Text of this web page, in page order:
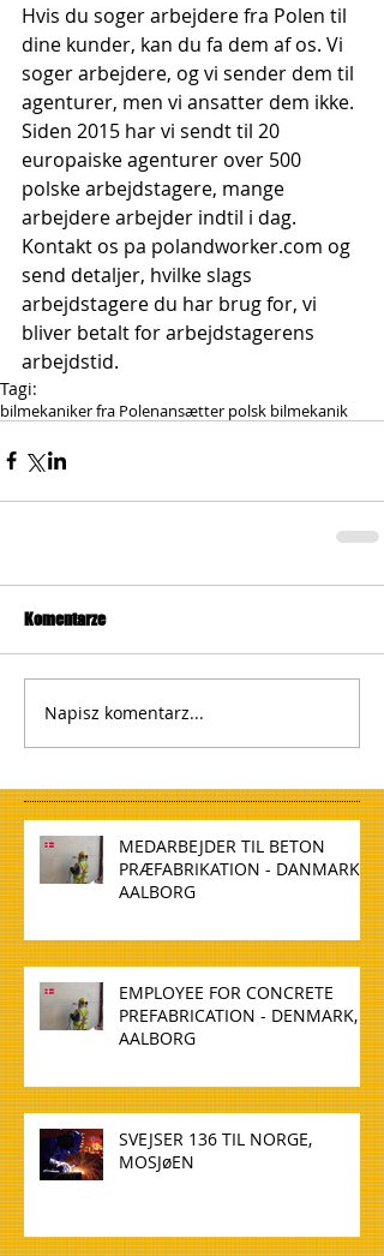
Hvis du soger arbejdere fra Polen til
dine kunder, kan du fa dem af os. Vi
soger arbejdere, og vi sender dem til
agenturer, men vi ansatter dem ikke.
Siden 2015 har vi sendt til 20
europaiske agenturer over 500
polske arbejdstagere, mange
arbejdere arbejder indtil i dag.
Kontakt os pa polandworker.com og
send detaljer, hvilke slags
arbejdstagere du har brug for, vi
bliver betalt for arbejdstagerens
arbejdstid.
Tagi:
bilmekaniker fra Polenansætter polsk bilmekanik
Komentarze
Napisz komentarz...
MEDARBEJDER TIL BETON
PRÆFABRIKATION - DANMARK,
AALBORG
EMPLOYEE FOR CONCRETE
PREFABRICATION - DENMARK,
AALBORG
SVEJSER 136 TIL NORGE,
MOSJøEN